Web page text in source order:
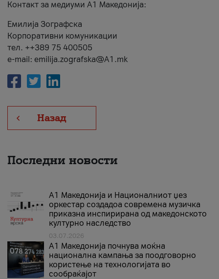
Контакт за медиуми А1 Македонија:
Емилија Зографска
Корпоративни комуникации
тел. ++389 75 400505
e-mail: emilija.zografska@A1.mk
Назад
Последни новости
А1 Македонија и Националниот џез
оркестар создадоа современа музичка
приказна инспирирана од македонското
културно наследство
03.07.2026
A1 Македонија почнува моќна
национална кампања за поодговорно
користење на технологијата во
сообраќајот